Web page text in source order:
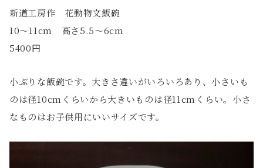
新道工房作 花動物文飯碗
10〜11cm 高さ5.5〜6cm
5400円
小ぶりな飯碗です。大きさ違いがいろいろあり、小さいも
のは径10cmくらいから大きいものは径11cmくらい。小さ
なものはお子供用にいいサイズです。